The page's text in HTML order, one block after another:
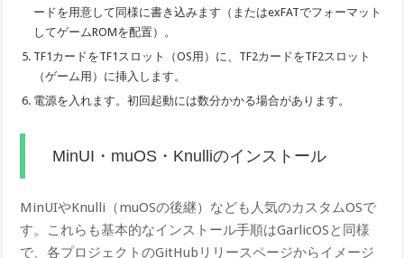
ードを用意して同様に書き込みます（またはexFATでフォーマット
してゲームROMを配置）。
TF1カードをTF1スロット（OS用）に、TF2カードをTF2スロット
（ゲーム用）に挿入します。
電源を入れます。初回起動には数分かかる場合があります。
MinUI・muOS・Knulliのインストール
MinUIやKnulli（muOSの後継）なども人気のカスタムOSで
す。これらも基本的なインストール手順はGarlicOSと同様
で、各プロジェクトのGitHubリリースページからイメージ